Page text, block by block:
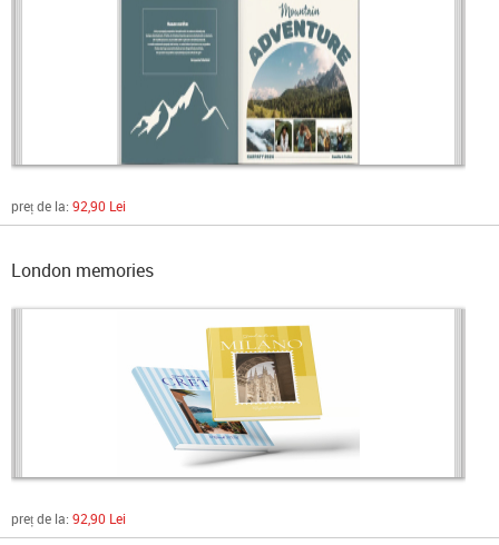
preț de la: 92,90 Lei
London memories
preț de la: 92,90 Lei